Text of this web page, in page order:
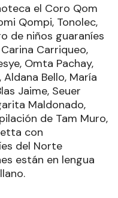
el Coro Qom
Qompi, Tonolec,
de niños guaraníes
Carriqueo,
Omta Pachay,
Aldana Bello, María
Jaime, Seuer
Maldonado,
de Tam Muro,
con
del Norte
están en lengua